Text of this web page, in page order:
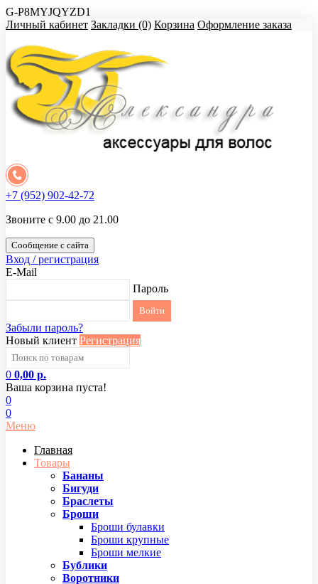
G-P8MYJQYZD1
Личный кабинет Закладки (0) Корзина Оформление заказа
+7 (952) 902-42-72
Звоните с 9.00 до 21.00
Сообщение с сайта
Вход / регистрация
E-Mail
Пароль
Забыли пароль?
Новый клиент Регистрация
0 0,00 р.
Ваша корзина пуста!
0
0
Меню
Главная
Товары
Бананы
Бигуди
Браслеты
Броши
Броши булавки
Броши крупные
Броши мелкие
Бублики
Воротники